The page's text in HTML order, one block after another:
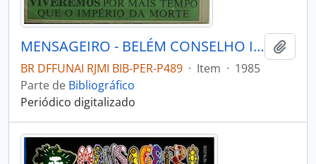
MENSAGEIRO - BELÉM CONSELHO INDIGENISTA MISSIONÁRIO - 1985 - Nº30
BR DFFUNAI RJMI BIB-PER-P489 · Item · 1985
Parte de Bibliográfico
Periódico digitalizado